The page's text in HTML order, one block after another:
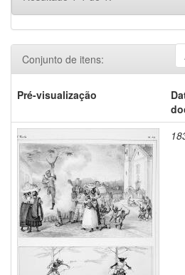
Conjunto de itens:
Pré-visualização